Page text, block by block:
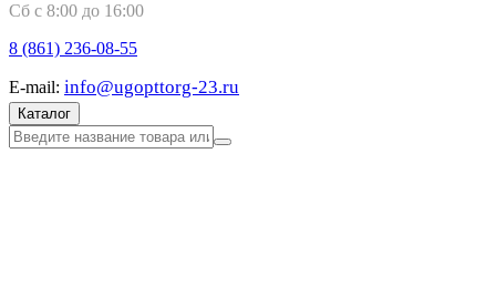
Сб с 8:00 до 16:00
8 (861) 236-08-55
E-mail: info@ugopttorg-23.ru
Каталог